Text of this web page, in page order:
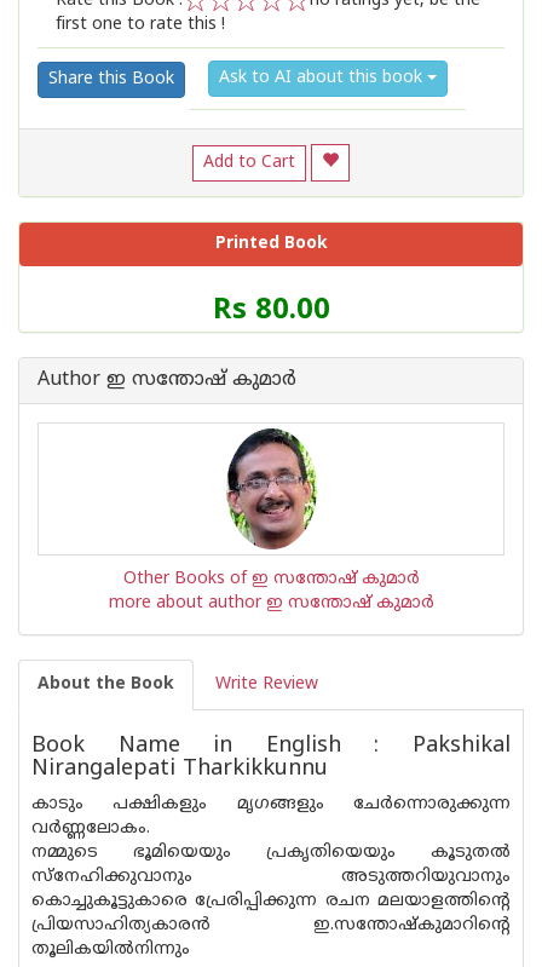
2
1
first one to rate this !
Share this Book Ask to AI about this book
Add to Cart
Printed Book
Price
of
Book
Rs 80.00
Author ഇ സന്തോഷ് കുമാര്‍
Other Books of ഇ സന്തോഷ് കുമാര്‍
more about author ഇ സന്തോഷ് കുമാര്‍
About the Book Write Review
Book Name in English : Pakshikal
Nirangalepati Tharkikkunnu
കാടും പക്ഷികളും മൃഗങ്ങളും ചേർന്നൊരുക്കുന്ന
വർണ്ണലോകം.
നമ്മുടെ ഭൂമിയെയും പ്രകൃതിയെയും കൂടുതൽ
സ്നേഹിക്കുവാനും അടുത്തറിയുവാനും
കൊച്ചുകൂട്ടുകാരെ പ്രേരിപ്പിക്കുന്ന രചന മലയാളത്തിൻ്റെ
പ്രിയസാഹിത്യകാരൻ ഇ.സന്തോഷ്‌കുമാറിൻ്റെ
തൂലികയിൽനിന്നും